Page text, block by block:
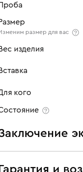
размер для вас
изделия
Бриллиант
Количество
Каратность
кого
украшения
Гарантия и